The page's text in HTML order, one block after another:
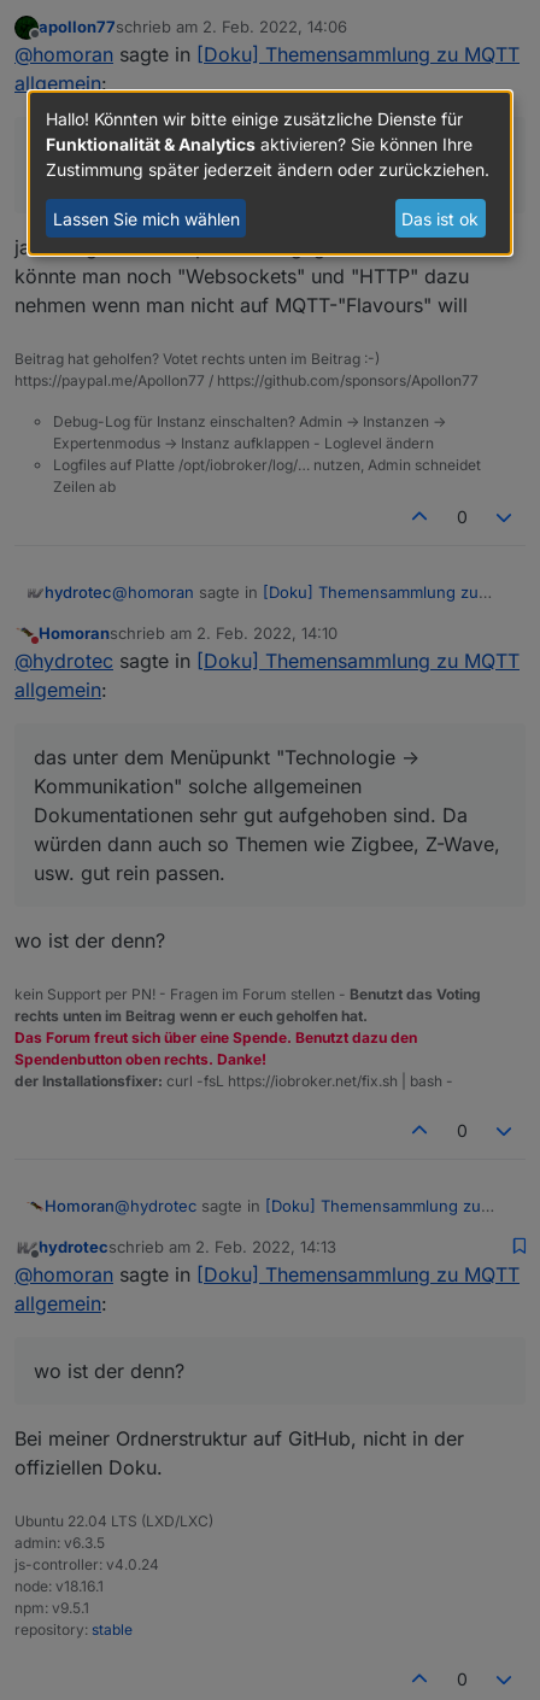
Eine allgemeine Dokumentation, und nicht auf
So grob kann man das auch in meiner bisher
erstellten Doku erkennen.
Das Schlimme an deinem Entwurf ist ja, dass er gut
ist :-)
Eine Entscheidungshilfe was ein Interessierter User
für seine Fragestellung nehmen soll wäre wohl der
Ansatz.
Aber er passt nicht zu Logik (wie node-red)
und ob ein weiterer Menüpunkt
Protokolle , ganz
abgesehen davon, ob der Punkt noch eingeschoben
werden kann, einem Interessierten oder Einsteiger
wirklich etwas sagt, bleibt dahingestellt.
BTW: ich weiß auch nicht, warum die bisherigen
Änderungen an der Menüstruktur immer noch nicht
greifen :-(
Offline
apollon77schrieb am 2. Feb. 2022, 14:06
zuletzt editiert von
@homoran sagte in [Doku] Themensammlung zu MQTT
allgemein:
Was außer MQTT sollte dann da noch drunter
fallen?
ja nicht ganz so simpel ... aus gegebenem anlass
könnte man noch "Websockets" und "HTTP" dazu
nehmen wenn man nicht auf MQTT-"Flavours" will
Beitrag hat geholfen? Votet rechts unten im Beitrag :-)
https://paypal.me/Apollon77 / https://github.com/sponsors/Apollon77
Debug-Log für Instanz einschalten? Admin -> Instanzen ->
Expertenmodus -> Instanz aufklappen - Loglevel ändern
Logfiles auf Platte /opt/iobroker/log/… nutzen, Admin schneidet
Zeilen ab
0
hydrotec@homoran sagte in [Doku] Themensammlung zu
Das Schlimme an deinem Entwurf ist ja, dass er
Ich habe für mich auf GitHub entschieden, das unter
dem Menüpunkt "Technologie -> Kommunikation"
solche allgemeinen Dokumentationen sehr gut
aufgehoben sind. Da würden dann auch so Themen
wie Zigbee, Z-Wave, usw. gut rein passen.
Wie das Menü letztendlich aussehen soll müsst ihr im
Core-Team entscheiden, da will ich mich nicht
@homoransagte in[Doku] Themensammlung zu
MQTT allgemein:
BTW: ich weiß auch nicht, warum die bisherigen
Änderungen an der Menüstruktur immer noch
EDIT: Der Interessierte kann über die Suchfunktion in
Nicht stören
Homoranschrieb am 2. Feb. 2022, 14:10
zuletzt editiert von
@hydrotec sagte in [Doku] Themensammlung zu MQTT
allgemein:
das unter dem Menüpunkt "Technologie ->
Kommunikation" solche allgemeinen
Dokumentationen sehr gut aufgehoben sind. Da
würden dann auch so Themen wie Zigbee, Z-Wave,
usw. gut rein passen.
wo ist der denn?
kein Support per PN! - Fragen im Forum stellen - Benutzt das Voting
rechts unten im Beitrag wenn er euch geholfen hat.
Das Forum freut sich über eine Spende. Benutzt dazu den
Spendenbutton oben rechts. Danke!
der Installationsfixer: curl -fsL https://iobroker.net/fix.sh | bash -
0
Homoran@hydrotec sagte in [Doku] Themensammlung zu
das unter dem Menüpunkt "Technologie ->
Wave, usw. gut rein passen.
Offline
hydrotecschrieb am 2. Feb. 2022, 14:13
zuletzt editiert von
@homoran sagte in [Doku] Themensammlung zu MQTT
allgemein:
wo ist der denn?
Bei meiner Ordnerstruktur auf GitHub, nicht in der
offiziellen Doku.
Ubuntu 22.04 LTS (LXD/LXC)
admin: v6.3.5
js-controller: v4.0.24
node: v18.16.1
npm: v9.5.1
repository: stable
0
Hallo! Könnten wir bitte einige zusätzliche Dienste für
Funktionalität & Analytics aktivieren? Sie können Ihre
Zustimmung später jederzeit ändern oder zurückziehen.
Lassen Sie mich wählen Das ist ok